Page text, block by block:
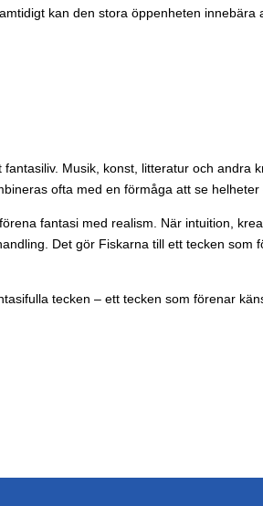
kan den stora öppenheten
Musik, konst, litteratur och andra
ofta med en förmåga att se
fantasi med realism. När intuition,
Det gör Fiskarna till ett tecken
tecken – ett tecken som förenar